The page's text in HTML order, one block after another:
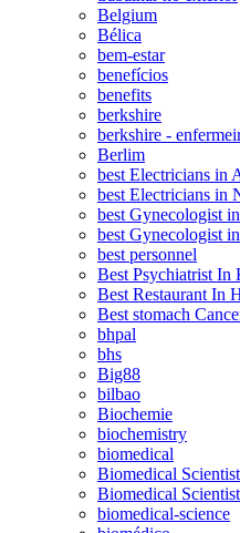
Belgium
Bélica
bem-estar
benefícios
benefits
berkshire
berkshire -
Berlim
best Electricians in
best Electricians in
best Gynecologist
best Gynecologist
best personnel
Best Psychiatrist In
Best Restaurant In
Best stomach
bhpal
bhs
Big88
bilbao
Biochemie
biochemistry
biomedical
Biomedical Scientist
Biomedical
biomedical-science